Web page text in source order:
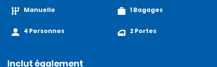
Manuelle
4 Personnes
1 Bagages
2 Portes
Inclut également